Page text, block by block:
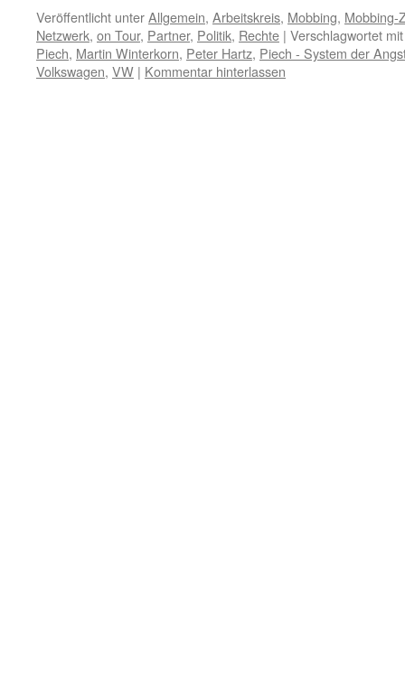
Veröffentlicht unterAllgemein, Arbeitskreis, Mobbing, Mobbing-
Netzwerk, on Tour, Partner, Politik, Rechte | Verschlagwortet mit
Piech, Martin Winterkorn, Peter Hartz, Piech - System der
Volkswagen, VW | Kommentar hinterlassen